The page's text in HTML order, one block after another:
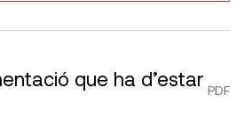
que ha d’estar
PDF